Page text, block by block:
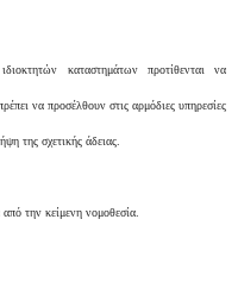
καταστημάτων προτίθενται να
να προσέλθουν στις αρμόδιες υπηρεσίες
της σχετικής άδειας.
την κείμενη νομοθεσία.